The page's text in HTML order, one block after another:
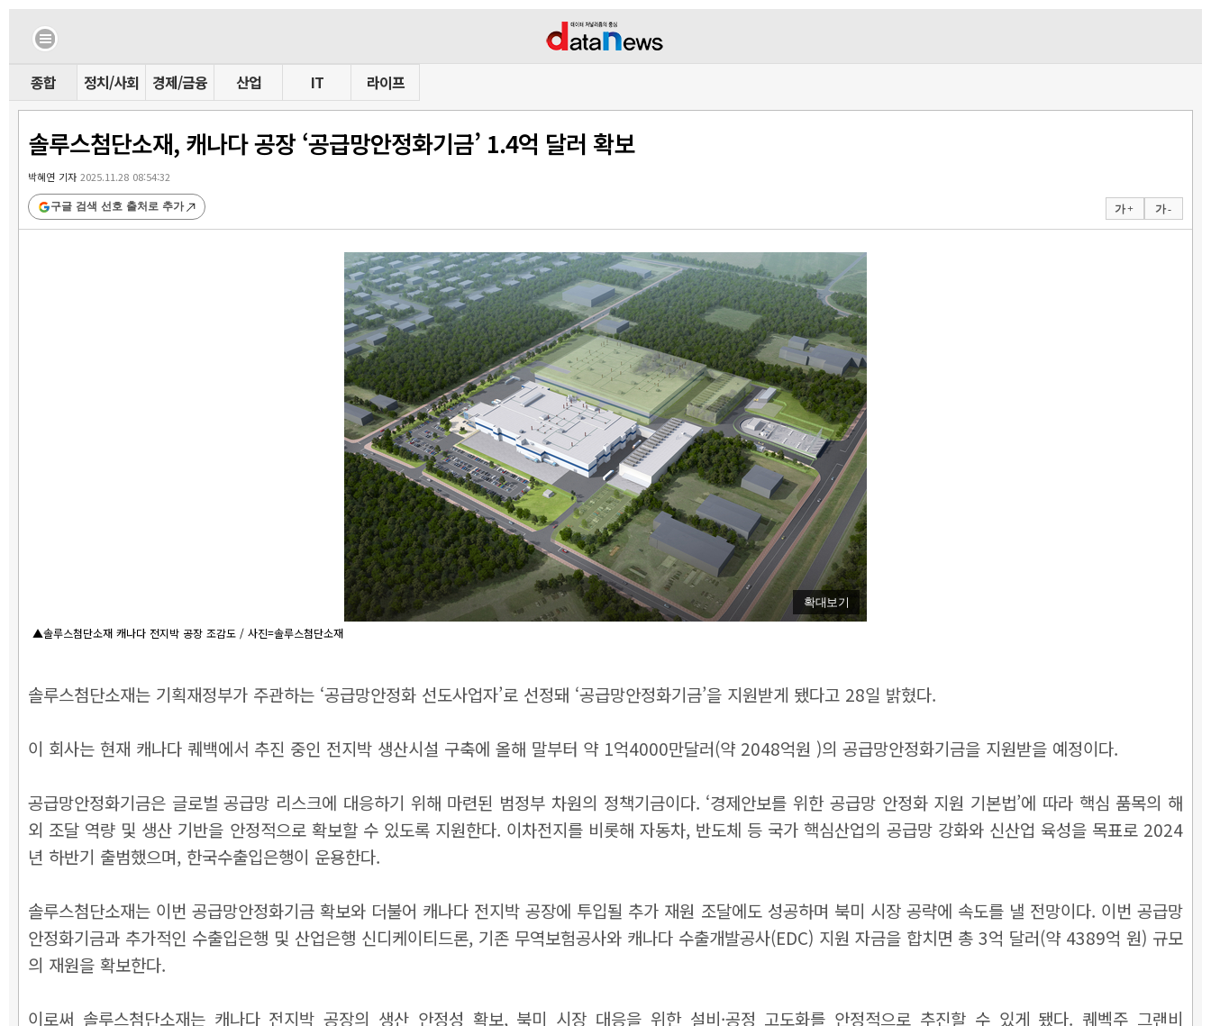
종합 정치/사회 경제/금융 산업 IT 라이프
솔루스첨단소재, 캐나다 공장 ‘공급망안정화기금’ 1.4억 달러 확보
박혜연 기자2025.11.28 08:54:32
가 + 가 -
구글 검색 선호 출처로 추가
확대보기
▲솔루스첨단소재 캐나다 전지박 공장 조감도 / 사진=솔루스첨단소재
솔루스첨단소재는 기획재정부가 주관하는 ‘공급망안정화 선도사업자’로 선정돼 ‘공급망안정화기금’을 지원받게 됐다고 28일 밝혔다.
이 회사는 현재 캐나다 퀘백에서 추진 중인 전지박 생산시설 구축에 올해 말부터 약 1억4000만달러(약 2048억원 )의 공급망안정화기금을 지원받을 예정이다.
공급망안정화기금은 글로벌 공급망 리스크에 대응하기 위해 마련된 범정부 차원의 정책기금이다. ‘경제안보를 위한 공급망 안정화 지원 기본법’에 따라 핵심 품목의 해
외 조달 역량 및 생산 기반을 안정적으로 확보할 수 있도록 지원한다. 이차전지를 비롯해 자동차, 반도체 등 국가 핵심산업의 공급망 강화와 신산업 육성을 목표로 2024
년 하반기 출범했으며, 한국수출입은행이 운용한다.
솔루스첨단소재는 이번 공급망안정화기금 확보와 더불어 캐나다 전지박 공장에 투입될 추가 재원 조달에도 성공하며 북미 시장 공략에 속도를 낼 전망이다. 이번 공급망
안정화기금과 추가적인 수출입은행 및 산업은행 신디케이티드론, 기존 무역보험공사와 캐나다 수출개발공사(EDC) 지원 자금을 합치면 총 3억 달러(약 4389억 원) 규모
의 재원을 확보한다.
이로써 솔루스첨단소재는 캐나다 전지박 공장의 생산 안정성 확보, 북미 시장 대응을 위한 설비·공정 고도화를 안정적으로 추진할 수 있게 됐다. 퀘벡주 그랜비